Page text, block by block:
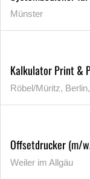
Münster
Kalkulator Print &
Röbel/Müritz,
Offsetdrucker (m/
Weiler im Allgäu